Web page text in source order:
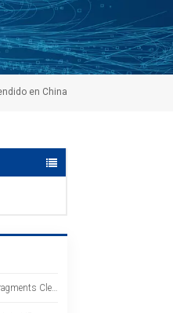
en China
Identifies Them at a Glance